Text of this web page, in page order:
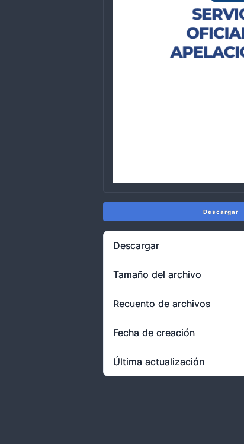
Descargar
Descargar
Tamaño del archivo
Recuento de archivos
Fecha de creación
Última actualización